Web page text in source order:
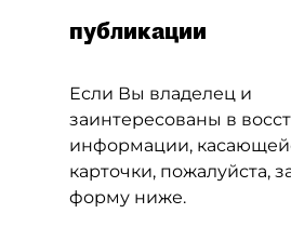
публикации
Если Вы владелец и
заинтересованы в
информации,
карточки, пожалуйста,
форму ниже.